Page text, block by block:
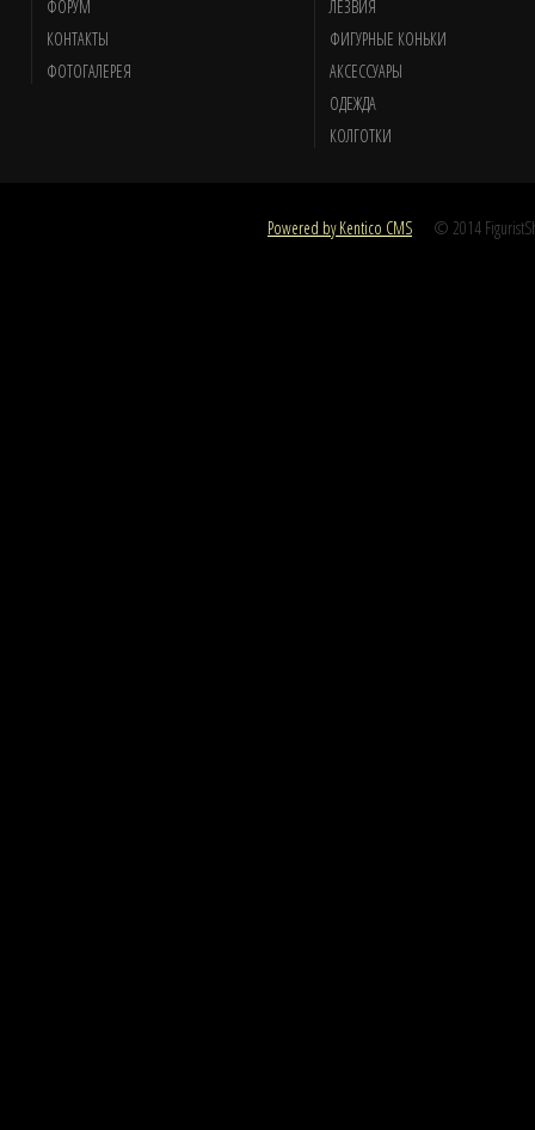
ФОРУМ
КОНТАКТЫ
ФОТОГАЛЕРЕЯ
ЛЕЗВИЯ
ФИГУРНЫЕ КОНЬКИ
АКСЕССУАРЫ
ОДЕЖДА
КОЛГОТКИ
Powered by Kentico CMS © 2014